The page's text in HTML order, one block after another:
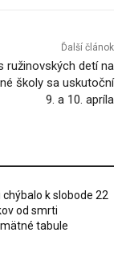
Ďalší článok
ružinovských detí na
školy sa uskutoční
9. a 10. apríla
k slobode 22
od smrti
tabule